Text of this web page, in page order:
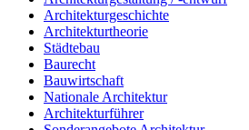
Architekturgeschichte
Architekturtheorie
Städtebau
Baurecht
Bauwirtschaft
Nationale Architektur
Architekturführer